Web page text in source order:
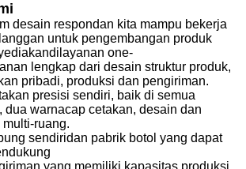
desain respondan kita mampu bekerja
untuk pengembangan produk
di layanan one-
lengkap dari desain struktur produk,
pribadi, produksi dan pengiriman.
presisi sendiri, baik di semua
dua warnacap cetakan, desain dan
ruang.
sendiridan pabrik botol yang dapat
yang memiliki kapasitas produksi